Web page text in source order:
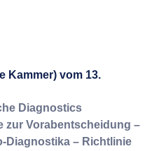
Kammer) vom 13.
Diagnostics
zur Vorabentscheidung –
Diagnostika – Richtlinie